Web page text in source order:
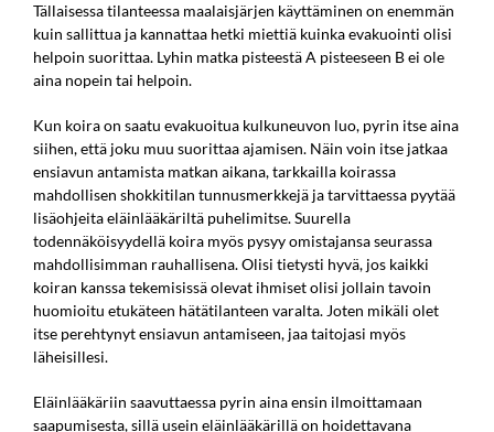
Tällaisessa tilanteessa maalaisjärjen käyttäminen on enemmän
kuin sallittua ja kannattaa hetki miettiä kuinka evakuointi olisi
helpoin suorittaa. Lyhin matka pisteestä A pisteeseen B ei ole
aina nopein tai helpoin.
Kun koira on saatu evakuoitua kulkuneuvon luo, pyrin itse aina
siihen, että joku muu suorittaa ajamisen. Näin voin itse jatkaa
ensiavun antamista matkan aikana, tarkkailla koirassa
mahdollisen shokkitilan tunnusmerkkejä ja tarvittaessa pyytää
lisäohjeita eläinlääkäriltä puhelimitse. Suurella
todennäköisyydellä koira myös pysyy omistajansa seurassa
mahdollisimman rauhallisena. Olisi tietysti hyvä, jos kaikki
koiran kanssa tekemisissä olevat ihmiset olisi jollain tavoin
huomioitu etukäteen hätätilanteen varalta. Joten mikäli olet
itse perehtynyt ensiavun antamiseen, jaa taitojasi myös
läheisillesi.
Eläinlääkäriin saavuttaessa pyrin aina ensin ilmoittamaan
saapumisesta, sillä usein eläinlääkärillä on hoidettavana